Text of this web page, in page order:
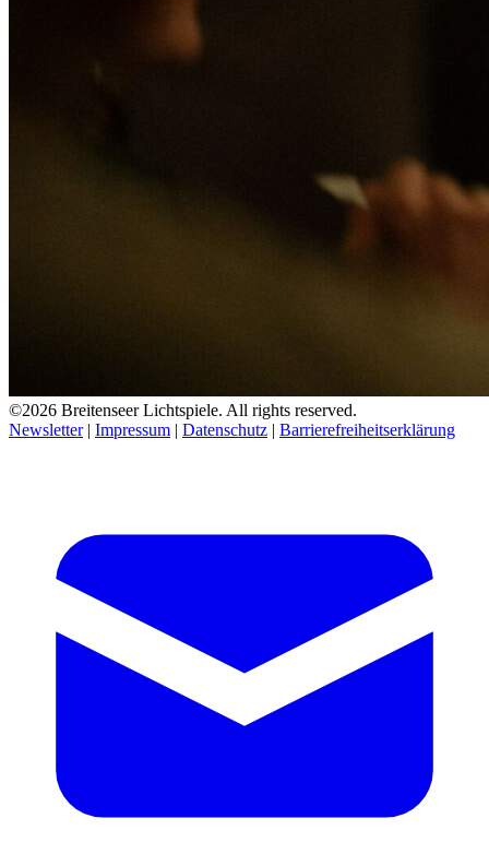
©2026 Breitenseer Lichtspiele. All rights reserved.
Newsletter| Impressum | Datenschutz | Barrierefreiheitserklärung